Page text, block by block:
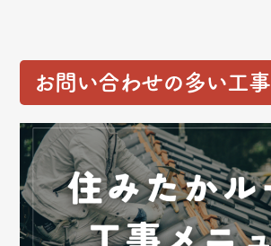
お問い合わせの多い工事